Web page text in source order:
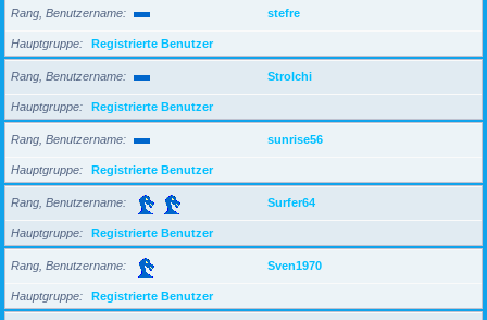
Rang, Benutzername stefre
Hauptgruppe Registrierte Benutzer
Rang, Benutzername Strolchi
Hauptgruppe Registrierte Benutzer
Rang, Benutzername sunrise56
Hauptgruppe Registrierte Benutzer
Rang, Benutzername Surfer64
Hauptgruppe Registrierte Benutzer
Rang, Benutzername Sven1970
Hauptgruppe Registrierte Benutzer